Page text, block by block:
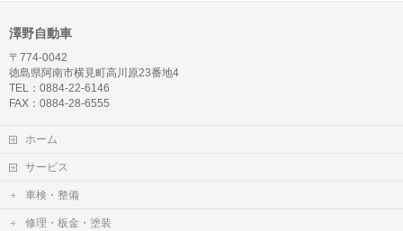
澤野自動車
〒774-0042
徳島県阿南市横見町高川原23番地4
TEL：0884-22-6146
FAX：0884-28-6555
ホーム
サービス
車検・整備
修理・板金・塗装